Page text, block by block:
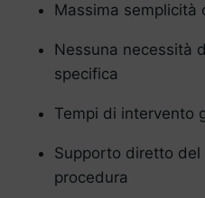
Massima semplicità
Nessuna necessità
specifica
Tempi di intervento
Supporto diretto
procedura